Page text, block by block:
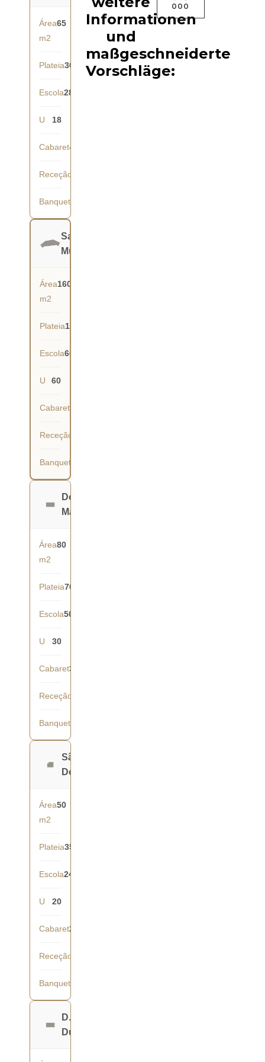
Área
m2
65
Plateia30
Escola28
U 18
Cabaret-
Receção
Banquete
Salão
Mundial
Área
m2
160
Plateia150
Escola60
U 60
Cabaret
Receção
Banquete
Dona
Maria
Área
m2
80
Plateia70
Escola50
U 30
Cabaret35
Receção
Banquete
São
Domingos
Área
m2
50
Plateia35
Escola24
U 20
Cabaret21
Receção
Banquete
D.
Duarte
Informationen
und
maßgeschneiderte
Vorschläge:
000